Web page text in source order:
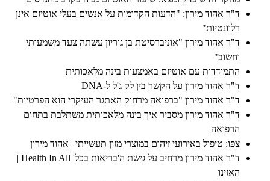
ד"ר אהוד מירון: "הדעות הקדומות על אנשים בעלי אוטיזם אינן
רלוונטיות"
ד"ר אהוד מירון "אוניברסיטת בן גוריון עשתה צעד משמעותי
וחשוב"
התמודדות עם אוטיזם באמצעות בינה מלאכותית
ד"ר אהוד מירון על הקשר בין לק ג'ל ל-DNA
ד"ר אהוד מירון "ברפואה מרחוק האתגר העיקרי הוא הפרטיות"
ד"ר אהוד מירון מסביר איך בינה מלאכותית משתלבת בתחום
הרפואה
צפו: טיפול באירועי זיהום במוצרי מזון תעשייתי | אהוד מירון
ד"ר אהוד מירון מרחיב על גישת ה'בריאות בכל' Health In All |
האזינו